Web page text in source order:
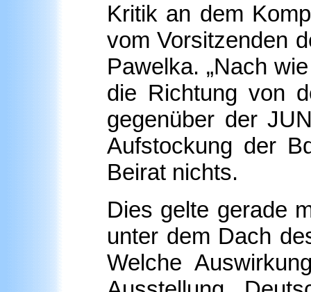
Kritik an dem
vom Vorsitzenden
Pawelka. „Nach
die Richtung von
gegenüber der
Aufstockung der
Beirat nichts.
Dies gelte gerade
unter dem Dach
Welche